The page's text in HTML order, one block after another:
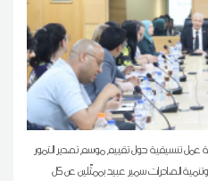
الجمعة 26 جوان 2026، جلسة عمل تنسيقية حول تقييم موسم تصدير التمور
الصادرات سمير عبيد بممثّلين عن كل